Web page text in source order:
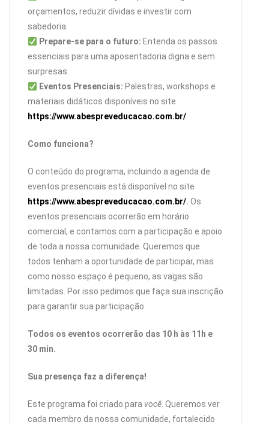
orçamentos, reduzir dívidas e investir com
sabedoria.
Prepare-se para o futuro: Entenda os passos
essenciais para uma aposentadoria digna e sem
surpresas.
Eventos Presenciais: Palestras, workshops e
materiais didáticos disponíveis no site
https://www.abespreveducacao.com.br/
Como funciona?
O conteúdo do programa, incluindo a agenda de
eventos presenciais está disponível no site
https://www.abespreveducacao.com.br/. Os
eventos presenciais ocorrerão em horário
comercial, e contamos com a participação e apoio
de toda a nossa comunidade. Queremos que
todos tenham a oportunidade de participar, mas
como nosso espaço é pequeno, as vagas são
limitadas. Por isso pedimos que faça sua inscrição
para garantir sua participação
Todos os eventos ocorrerão das 10 h às 11h e
30 min.
Sua presença faz a diferença!
Este programa foi criado para você . Queremos ver
cada membro da nossa comunidade, fortalecido